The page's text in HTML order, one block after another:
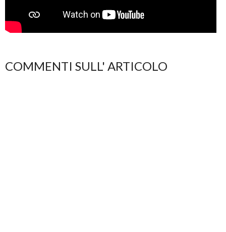
COMMENTI SULL' ARTICOLO